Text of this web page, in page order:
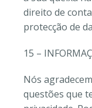
direito de
protecção de
15 –
Nós
questões que